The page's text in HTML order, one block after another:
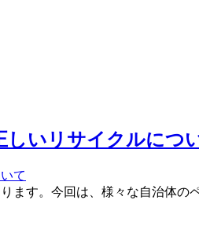
いリサイクルにつ
ます。今回は、様々な自治体